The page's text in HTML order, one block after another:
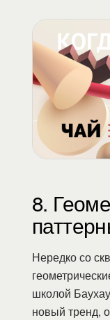
8.
Нередко со
школой
новый тренд,